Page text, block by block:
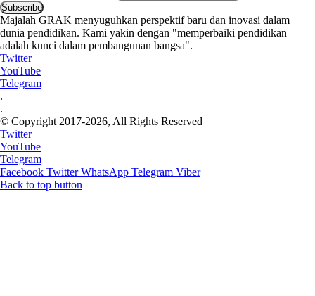
Majalah GRAK menyuguhkan perspektif baru dan inovasi dalam
dunia pendidikan. Kami yakin dengan "memperbaiki pendidikan
adalah kunci dalam pembangunan bangsa".
Twitter
YouTube
Telegram
.
.
© Copyright 2017-2026, All Rights Reserved
Twitter
YouTube
Telegram
Facebook Twitter WhatsApp Telegram Viber
Back to top button